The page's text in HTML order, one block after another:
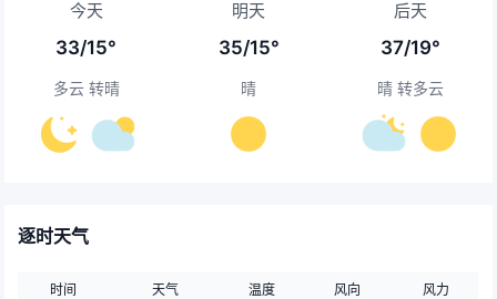
今天
33/15°
多云 转晴
明天
35/15°
晴
后天
37/19°
晴 转多云
逐时天气
时间 天气 温度 风向 风力